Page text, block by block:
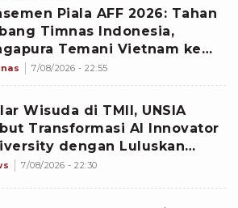
Piala AFF 2026: Tahan
Timnas Indonesia,
Temani Vietnam ke
Sebagai Runner Up
A
7/08/2026 - 22:55
Wisuda di TMII, UNSIA
Transformasi AI Innovator
dengan Luluskan
Talenta Digital
7/08/2026 - 22:30